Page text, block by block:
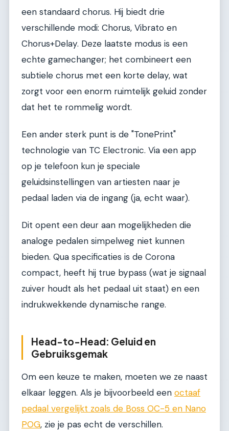
een standaard chorus. Hij biedt drie
verschillende modi: Chorus, Vibrato en
Chorus+Delay. Deze laatste modus is een
echte gamechanger; het combineert een
subtiele chorus met een korte delay, wat
zorgt voor een enorm ruimtelijk geluid zonder
dat het te rommelig wordt.
Een ander sterk punt is de "TonePrint"
technologie van TC Electronic. Via een app
op je telefoon kun je speciale
geluidsinstellingen van artiesten naar je
pedaal laden via de ingang (ja, echt waar).
Dit opent een deur aan mogelijkheden die
analoge pedalen simpelweg niet kunnen
bieden. Qua specificaties is de Corona
compact, heeft hij true bypass (wat je signaal
zuiver houdt als het pedaal uit staat) en een
indrukwekkende dynamische range.
Head-to-Head: Geluid en
Gebruiksgemak
Om een keuze te maken, moeten we ze naast
elkaar leggen. Als je bijvoorbeeld een octaaf
pedaal vergelijkt zoals de Boss OC-5 en Nano
POG, zie je pas echt de verschillen.